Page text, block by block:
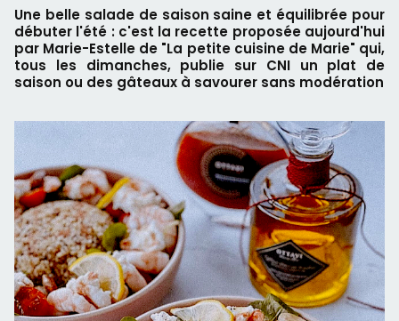
Une belle salade de saison saine et équilibrée pour
débuter l'été : c'est la recette proposée aujourd'hui
par Marie-Estelle de "La petite cuisine de Marie" qui,
tous les dimanches, publie sur CNI un plat de
saison ou des gâteaux à savourer sans modération